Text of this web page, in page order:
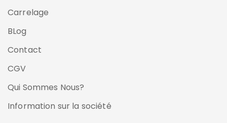
Carrelage
BLog
Contact
CGV
Qui Sommes Nous?
Information sur la société